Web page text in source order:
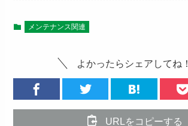
メンテナンス関連
よかったらシェアしてね！
URLをコピーする